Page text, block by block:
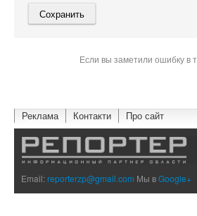
Если вы заметили ошибку в
Реклама Контакти Про сайт
Email:reporterzp@gmail.com Мы вGoogle+